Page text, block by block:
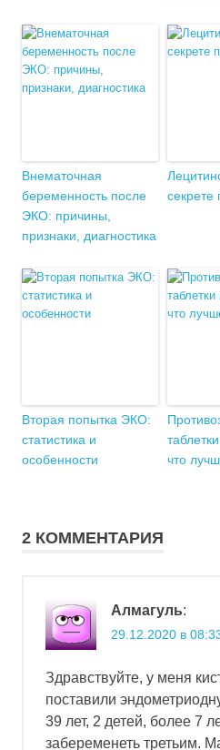
Внематочная
беременность после
ЭКО: причины,
признаки, диагностика
секрете
Вторая попытка ЭКО:
статистика и
особенности
что
2 КОММЕНТАРИЯ
Алмагуль:
29.12.2020 в
Здравствуйте, у меня
поставили
39 лет, 2 детей, более 7
забеременеть третьим.